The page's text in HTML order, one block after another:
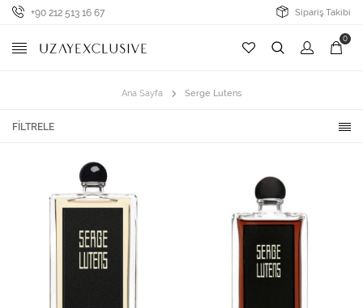
+90 212 513 16 67 Sipariş Takibi
0
Ana Sayfa Serge Lutens
FILTRELE